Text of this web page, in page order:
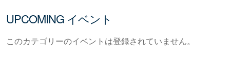
UPCOMING イベント
このカテゴリーのイベントは登録されていません。